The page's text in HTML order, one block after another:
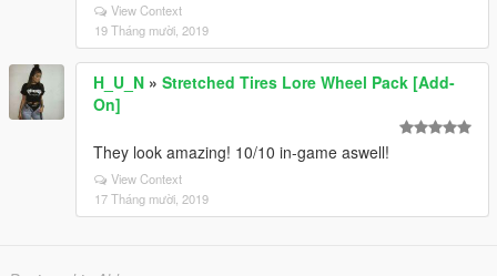
View Context
19 Tháng mười, 2019
H_U_N » Stretched Tires Lore Wheel Pack [Add-
On]
They look amazing! 10/10 in-game aswell!
View Context
17 Tháng mười, 2019